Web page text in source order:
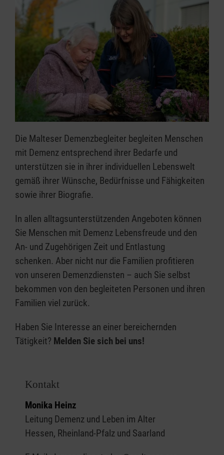
Die Malteser Demenzbegleiter begleiten Menschen
mit Demenz entsprechend ihrer Bedarfe und
unterstützen sie in ihrer individuellen Lebenswelt
gemäß ihrer Wünsche, Bedürfnisse und Fähigkeiten
sowie ihrer Biografie.
In allen alltagsunterstützenden Angeboten können
Sie Menschen mit Demenz Lebensfreude und den
An- und Zugehörigen Zeit und Entlastung
schenken. Aber nicht nur die Familien profitieren
von unseren Demenzdiensten – auch Sie selbst
bekommen von den begleiteten Personen und ihren
Familien viel zurück.
Haben Sie Interesse an einer bereichernden
Tätigkeit? Melden Sie sich bei uns!
Kontakt
Monika Heinz
Leitung Demenz und Leben im Alter
Hessen, Rheinland-Pfalz und Saarland